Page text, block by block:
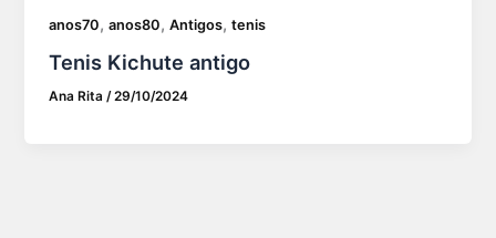
anos70,anos80,Antigos,tenis
Tenis Kichute antigo
Ana Rita/29/10/2024